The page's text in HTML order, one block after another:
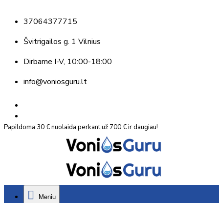
37064377715
Švitrigailos g. 1 Vilnius
Dirbame I-V, 10:00-18:00
info@voniosguru.lt
Papildoma 30 € nuolaida perkant už 700 € ir daugiau!
Meniu